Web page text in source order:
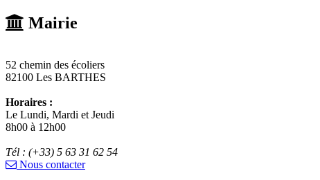
Mairie
52 chemin des écoliers
82100 Les BARTHES
Horaires :
Le Lundi, Mardi et Jeudi
8h00 à 12h00
Tél : (+33) 5 63 31 62 54
Nous contacter